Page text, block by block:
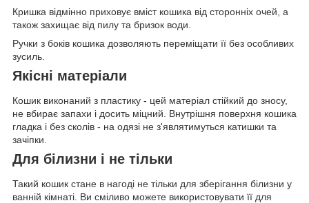
Кришка відмінно приховує вміст кошика від сторонніх очей, а
також захищає від пилу та бризок води.
Ручки з боків кошика дозволяють переміщати її без особливих
зусиль.
Якісні матеріали
Кошик виконаний з пластику - цей матеріал стійкий до зносу,
не вбирає запахи і досить міцний. Внутрішня поверхня кошика
гладка і без сколів - на одязі не з'являтимуться катишки та
зачіпки.
Для білизни і не тільки
Такий кошик стане в нагоді не тільки для зберігання білизни у
ванній кімнаті. Ви сміливо можете використовувати її для